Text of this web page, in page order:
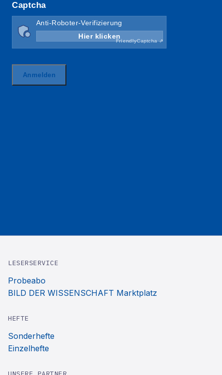
LESERSERVICE
Probeabo
BILD DER WISSENSCHAFT Marktplatz
HEFTE
Sonderhefte
Einzelhefte